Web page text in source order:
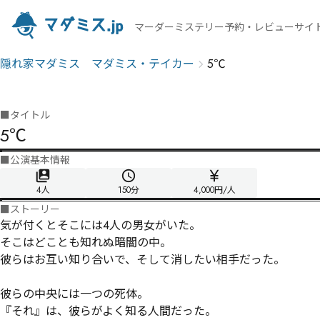
マーダーミステリー予約・レビューサイ
隠れ家マダミス マダミス・テイカー 5℃
■タイトル
5℃
■公演基本情報
4人 150分 4,000円/人
■ストーリー
気が付くとそこには4人の男女がいた。
そこはどことも知れぬ暗闇の中。
彼らはお互い知り合いで、そして消したい相手だった。
彼らの中央には一つの死体。
『それ』は、彼らがよく知る人間だった。